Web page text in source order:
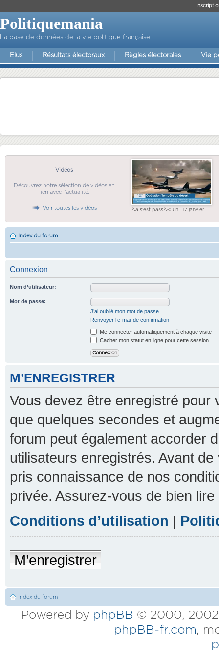
Politiquemania
La base de données de la vie politique française
Elus Résultats électoraux Règles électorales Vie
Vidéos
Découvrez notre sélection de vidéos en
lien avec l'actualité.
Voir toutes les vidéos Ãa s'est passÃ© un... 17 janvier
Index du forum
Connexion
Nom d’utilisateur:
Mot de passe:
J’ai oublié mon mot de passe
Renvoyer l’e-mail de confirmation
Me connecter automatiquement à chaque visite
Cacher mon statut en ligne pour cette session
M’ENREGISTRER
Vous devez être enregistré pour
que quelques secondes et
forum peut également accorder
utilisateurs enregistrés. Avant
pris connaissance de nos
privée. Assurez-vous de bien
Conditions d’utilisation |
M’enregistrer
Index du forum
Powered by phpBB © 2000,
phpBB-fr.com,